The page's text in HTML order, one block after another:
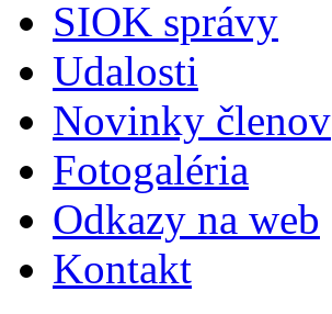
SIOK správy
Udalosti
Novinky členov
Fotogaléria
Odkazy na web
Kontakt